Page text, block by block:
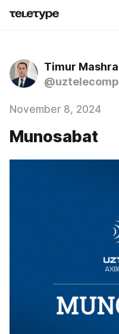
Timur
November 8, 2024
Munosabat